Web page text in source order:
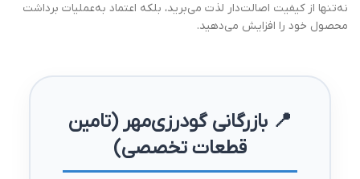
نه‌تنها از کیفیت اصالت‌دار لذت می‌برید، بلکه اعتماد به‌عملیات برداشت
محصول خود را افزایش می‌دهید.
📍 بازرگانی گودرزی‌مهر (تامین
قطعات تخصصی)